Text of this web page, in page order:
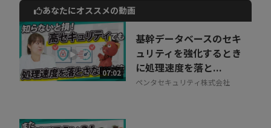
動画でご紹介しているサービスについて
お気軽にご相談・ご質問いただけます！
30秒でお申し込み可能
相談を希望する 無料
あなたにオススメの動画
07:02
基幹データベースのセキ
ュリティを強化するとき
に処理速度を落と...
ペンタセキュリティ株式会社